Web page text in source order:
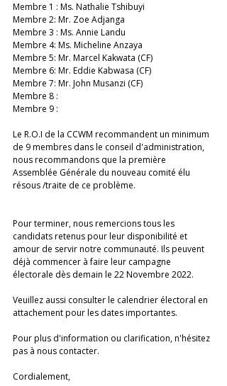
Membre 1 : Ms. Nathalie Tshibuyi
Membre 2: Mr. Zoe Adjanga
Membre 3 : Ms. Annie Landu
Membre 4: Ms. Micheline Anzaya
Membre 5: Mr. Marcel Kakwata (CF)
Membre 6: Mr. Eddie Kabwasa (CF)
Membre 7: Mr. John Musanzi (CF)
Membre 8 :
Membre 9 :
Le R.O.I de la CCWM recommandent un minimum
de 9 membres dans le conseil d'administration,
nous recommandons que la première
Assemblée Générale du nouveau comité élu
résous /traite de ce problème.
Pour terminer, nous remercions tous les
candidats retenus pour leur disponibilité et
amour de servir notre communauté. Ils peuvent
déjà commencer à faire leur campagne
électorale dès demain le 22 Novembre 2022.
Veuillez aussi consulter le calendrier électoral en
attachement pour les dates importantes.
Pour plus d'information ou clarification, n'hésitez
pas à nous contacter.
Cordialement,